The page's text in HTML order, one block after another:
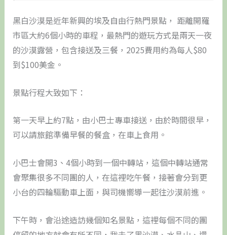
黑白沙漠是近年新興的埃及自由行熱門景點， 距離開羅
市區大約6個小時的車程，最熱門的遊玩方式是兩天一夜
的沙漠露營，包含接送及三餐，2025費用約為每人$80
到$100美金。
景點行程大致如下：
第一天早上約7點，由小巴士專車接送，由於時間很早，
可以請旅館準備早餐的餐盒，在車上食用。
小巴士會開3、4個小時到一個中轉站，這個中轉站通常
會聚集很多不同團的人，在這裡吃午餐，接著會分到更
小台的四輪驅動車上面，與司機嚮導一起往沙漠前進。
下午時，會沿途造訪幾個知名景點，這裡每個不同的團